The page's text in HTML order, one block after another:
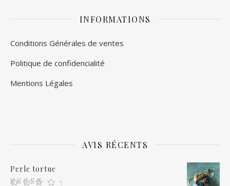
INFORMATIONS
Conditions Générales de ventes
Politique de confidencialité
Mentions Légales
AVIS RÉCENTS
Perle tortue